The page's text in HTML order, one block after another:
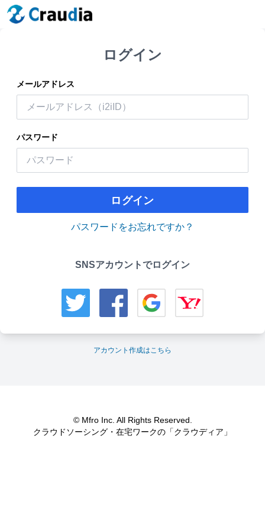
ログイン
メールアドレス
パスワード
ログイン
パスワードをお忘れですか？
SNSアカウントでログイン
アカウント作成はこちら
© Mfro Inc. All Rights Reserved.
クラウドソーシング・在宅ワークの「クラウディア」